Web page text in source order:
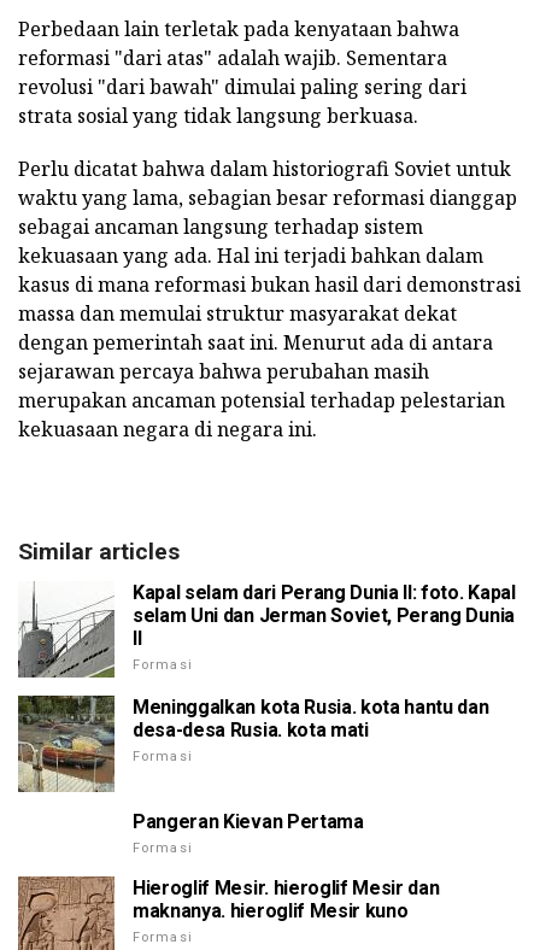
Perbedaan lain terletak pada kenyataan bahwa
reformasi "dari atas" adalah wajib. Sementara
revolusi "dari bawah" dimulai paling sering dari
strata sosial yang tidak langsung berkuasa.
Perlu dicatat bahwa dalam historiografi Soviet untuk
waktu yang lama, sebagian besar reformasi dianggap
sebagai ancaman langsung terhadap sistem
kekuasaan yang ada. Hal ini terjadi bahkan dalam
kasus di mana reformasi bukan hasil dari demonstrasi
massa dan memulai struktur masyarakat dekat
dengan pemerintah saat ini. Menurut ada di antara
sejarawan percaya bahwa perubahan masih
merupakan ancaman potensial terhadap pelestarian
kekuasaan negara di negara ini.
Similar articles
Kapal selam dari Perang Dunia II: foto. Kapal
selam Uni dan Jerman Soviet, Perang Dunia
II
Formasi
Meninggalkan kota Rusia. kota hantu dan
desa-desa Rusia. kota mati
Formasi
Pangeran Kievan Pertama
Formasi
Hieroglif Mesir. hieroglif Mesir dan
maknanya. hieroglif Mesir kuno
Formasi